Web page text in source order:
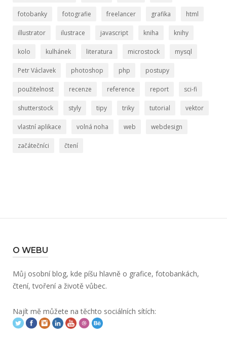
fotobanky fotografie freelancer grafika html
illustrator ilustrace javascript kniha knihy
kolo kulhánek literatura microstock mysql
Petr Václavek photoshop php postupy
použitelnost recenze reference report sci-fi
shutterstock styly tipy triky tutorial vektor
vlastní aplikace volná noha web webdesign
začátečníci čtení
O WEBU
Můj osobní blog, kde píšu hlavně o grafice, fotobankách,
čtení, tvoření a životě vůbec.
Najít mě můžete na těchto sociálních sítích: